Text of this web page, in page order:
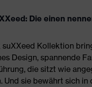
Die einen
suXXeed Kollektion
Design, spannende
die sitzt wie
Und sie bewährt sich